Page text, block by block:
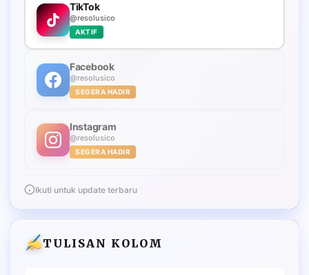
TikTok
@resolusico
AKTIF
Facebook
@resolusico
SEGERA HADIR
Instagram
@resolusico
SEGERA HADIR
Ikuti untuk update terbaru
TULISAN KOLOM